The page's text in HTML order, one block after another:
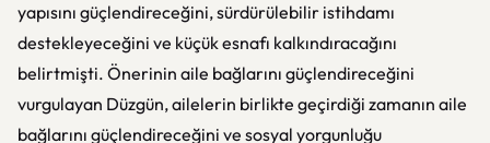
yapısını güçlendireceğini, sürdürülebilir istihdamı
destekleyeceğini ve küçük esnafı kalkındıracağını
belirtmişti. Önerinin aile bağlarını güçlendireceğini
vurgulayan Düzgün, ailelerin birlikte geçirdiği zamanın aile
bağlarını güçlendireceğini ve sosyal yorgunluğu